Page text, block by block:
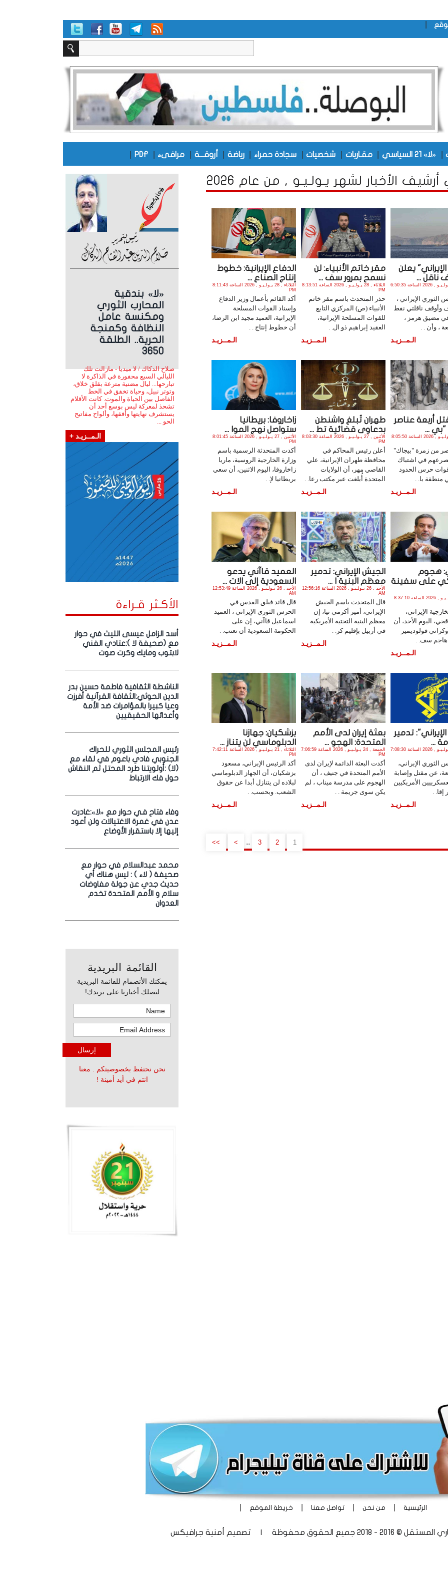
«لا» 21 السياسي مقـاربات شخصيات سجادة حمراء رياضة أروقـــة مرافىء PDF
«لا» بندقية
المحارب الثوري
ومكنسة عامل
النظافة وكمنجة
الحرية.. الطلقة
3650
صلاح الدكاك / لا ميديا - مازالت تلك
الليالي السبع محفورة في الذاكرة لا
تبارحها... ليال مضنية مترعة بقلق خلاق،
وتوتر نبيل، وحياة تخفق في الخط
الفاصل بين الحياة والموت. كانت الأقلام
تشحذ لمعركة ليس بوسع أحد أن
يستشرف نهايتها وأفقها، وألواح مفاتيح
الحو ...
الـمــزيـد +
الأكـثر قـراءة
أسد الزامل عيسى الليث في حوار
مع (صحيفة لا ):عتادي الفني
لابتوب ومايك وكرت صوت
الناشطة الثقافية فاطمة حسين بدر
الدين الحوثي:الثقافة القرآنية أفرزت
وعيا كبيرا بالمؤامرات ضد الأمة
وأعدائها الحقيقيين
رئيس المجلس الثوري للحراك
الجنوبي فادي باعوم في لقاء مع
(لا) :أولويتنا طرد المحتل ثم النقاش
حول فك الارتباط
وفاء فتاح فـي حوار مع «لا»:غادرت
عدن في غمرة الاغتيالات ولن أعود
إليها إلا باستقرار الأوضاع
محمد عبدالسلام في حوار مع
صحيفة ( لاء ) : ليس هناك أي
حديث جدي عن جولة مفاوضات
سلام و الأمم المتحدة تخدم
العدوان
القائمة البريدية
يمكنك الأنضمام للقائمة البريدية
لتصلك أخبارنا على بريدك!
نحن نحتفظ بخصوصيتكم . معنا
انتم في أيد أمينة !
الأخبار لشهر يـولـيـو , من عام 2026
يعلن
ناقل ...
الجمعة , 31 يـولـيـو , 2026 الساعة 6:50:35
الثوري الإيراني ،
وأوقف ناقلتي نفط
في مضيق هرمز ،
، وأن . .
الـمــزيـد
مقر خاتم الأنبياء: لن
نسمح بمرور سف ...
الثلاثاء , 28 يـولـيـو , 2026 الساعة 8:13:51
PM
حذر المتحدث باسم مقر خاتم
الأنبياء (ص) المركزي التابع
للقوات المسلحة الإيرانية،
العقيد إبراهيم ذو ال. .
الـمــزيـد
الدفاع الإيرانية: خطوط
إنتاج الصناع ...
الثلاثاء , 28 يـولـيـو , 2026 الساعة 8:11:43
PM
أكد القائم بأعمال وزير الدفاع
وإسناد القوات المسلحة
الإيرانية، العميد مجيد ابن الرضا،
أن خطوط إنتاج . .
الـمــزيـد
أربعة عناصر
"بي ...
الأثنين , 27 يـولـيـو , 2026 الساعة 8:05:50
عناصر من زمرة "بيجاك"
مصرعهم في اشتباك
حرس الحدود
منطقة با. .
الـمــزيـد
طهران تُبلغ واشنطن
بدعاوى قضائية تط ...
الأثنين , 27 يـولـيـو , 2026 الساعة 8:03:30
PM
أعلن رئيس المحاكم في
محافظة طهران الإيرانية، علي
القاصي مهر، أن الولايات
المتحدة أُبلغت عبر مكتب رعا. .
الـمــزيـد
زاخاروفا: بريطانيا
ستواصل نهج الموا ...
الأثنين , 27 يـولـيـو , 2026 الساعة 8:01:45
PM
أكدت المتحدثة الرسمية باسم
وزارة الخارجية الروسية، ماريا
زاخاروفا، اليوم الاثنين، أن سعي
بريطانيا لإ. .
الـمــزيـد
هجوم
على سفينة
الأحد , 26 يـولـيـو , 2026 الساعة 8:37:10
الإيراني،
اليوم الأحد، أن
فولوديمير
هاجم سف. .
الـمــزيـد
الجيش الإيراني: تدمير
معظم البنية ا ...
الأحد , 26 يـولـيـو , 2026 الساعة 12:56:16
AM
قال المتحدث باسم الجيش
الإيراني، أمير أكرمي نيا، إن
معظم البنية التحتية الأمريكية
في أربيل بإقليم كر. .
الـمــزيـد
العميد قاآني يدعو
السعودية إلى الات ...
الأحد , 26 يـولـيـو , 2026 الساعة 12:53:49
AM
قال قائد فيلق القدس في
الحرس الثوري الإيراني ، العميد
اسماعيل قاآني، إن على
الحكومة السعودية أن تعتب. .
الـمــزيـد
تدمير
...
الجمعة , 24 يـولـيـو , 2026 الساعة 7:08:30
الثوري الإيراني،
عن مقتل وإصابة
الأمريكيين
.
الـمــزيـد
بعثة إيران لدى الأمم
المتحدة: الهجو ...
الجمعة , 24 يـولـيـو , 2026 الساعة 7:06:59
PM
أكدت البعثة الدائمة لإيران لدى
الأمم المتحدة في جنيف ، أن
الهجوم على مدرسة ميناب ، لم
يكن سوى جريمة . .
الـمــزيـد
بزشكيان: جهازنا
الدبلوماسي لن يتناز ...
الثلاثاء , 21 يـولـيـو , 2026 الساعة 7:42:11
PM
أكد الرئيس الإيراني، مسعود
بزشكيان، أن الجهاز الدبلوماسي
لبلاده لن يتنازل أبدا عن حقوق
الشعب. وبحسب. .
الـمــزيـد
1
2
3
..
>
>>
الرئيسية من نحن تواصل معنا خريطة الموقع
2018 جميع الحقوق محفوظة | تصميم أمنية جرافيكس